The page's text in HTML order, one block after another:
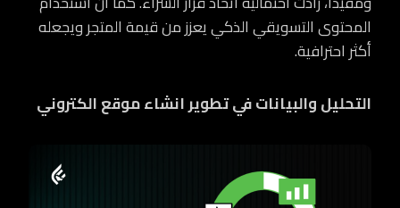
المحتوى التسويقي الذكي يعزز من قيمة المتجر ويجعله
أكثر احترافية.
التحليل والبيانات في تطوير انشاء موقع الكتروني